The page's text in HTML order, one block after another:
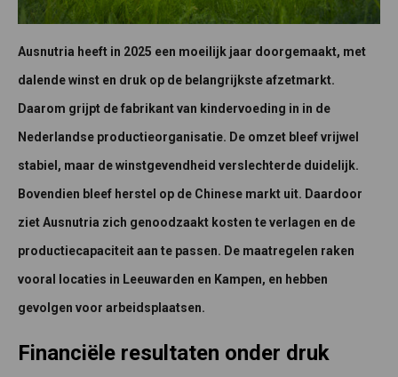
Ausnutria heeft in 2025 een moeilijk jaar doorgemaakt, met
dalende winst en druk op de belangrijkste afzetmarkt.
Daarom grijpt de fabrikant van kindervoeding in in de
Nederlandse productieorganisatie. De omzet bleef vrijwel
stabiel, maar de winstgevendheid verslechterde duidelijk.
Bovendien bleef herstel op de Chinese markt uit. Daardoor
ziet Ausnutria zich genoodzaakt kosten te verlagen en de
productiecapaciteit aan te passen. De maatregelen raken
vooral locaties in Leeuwarden en Kampen, en hebben
gevolgen voor arbeidsplaatsen.
Financiële resultaten onder druk